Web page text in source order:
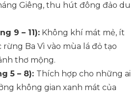
Giêng, thu hút đông đảo du
9 – 11): Không khí mát mẻ, ít
rừng Ba Vì vào mùa lá đỏ tạo
thơ mộng.
5 – 8): Thích hợp cho những ai
không gian xanh mát của